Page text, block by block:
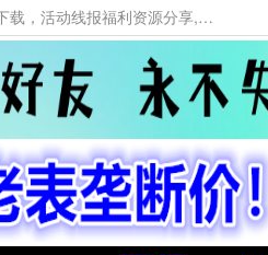
本网站提供资源工具下载，大老表资源工具，大表哥资源网软件工具，大老表资源下载，活动线报福利资源分享,活动线报，大型网游经典游戏，网络热门技术游戏辅助交流与分享。